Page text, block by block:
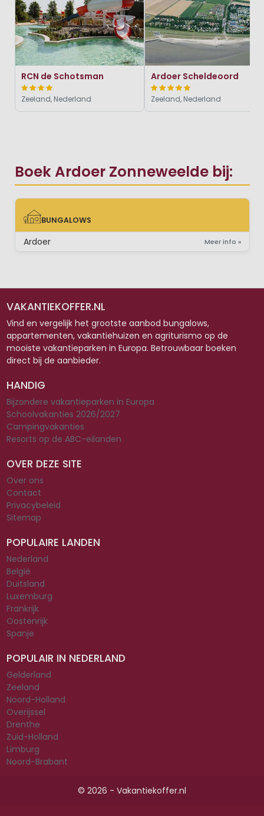
Boek Ardoer Zonneweelde bij:
BUNGALOWS
BUNGALOWS
Ardoer Meer info »
RCN de Schotsman
Zeeland, Nederland
Ardoer Scheldeoord
Zeeland, Nederland
VAKANTIEKOFFER.NL
Vind en vergelijk het grootste aanbod bungalows,
appartementen, vakantiehuizen en agriturismo op de
mooiste vakantieparken in Europa. Betrouwbaar boeken
direct bij de aanbieder.
HANDIG
Bijzondere vakantieparken in Europa
Schoolvakanties 2026/2027
Campingvakanties
Resorts op de ABC-eilanden
OVER DEZE SITE
Over ons
Contact
Privacybeleid
Sitemap
POPULAIRE LANDEN
Nederland
België
Duitsland
Luxemburg
Frankrijk
Oostenrijk
Spanje
POPULAIR IN NEDERLAND
Gelderland
Zeeland
Noord-Holland
Overijssel
Drenthe
Zuid-Holland
Limburg
Noord-Brabant
© 2026 - Vakantiekoffer.nl